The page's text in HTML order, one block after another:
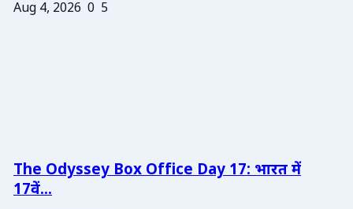
Aug 4, 2026 0 5
The Odyssey Box Office Day 17: भारत में
17वें...